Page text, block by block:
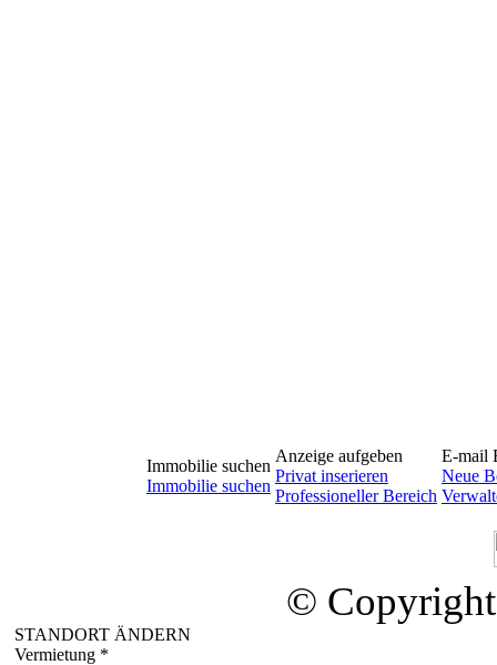
Immobilie suchen
Immobilie suchen
Anzeige aufgeben
Privat inserieren
Professioneller Bereich
E-mail
Neue
©
STANDORT ÄNDERN
Vermietung *